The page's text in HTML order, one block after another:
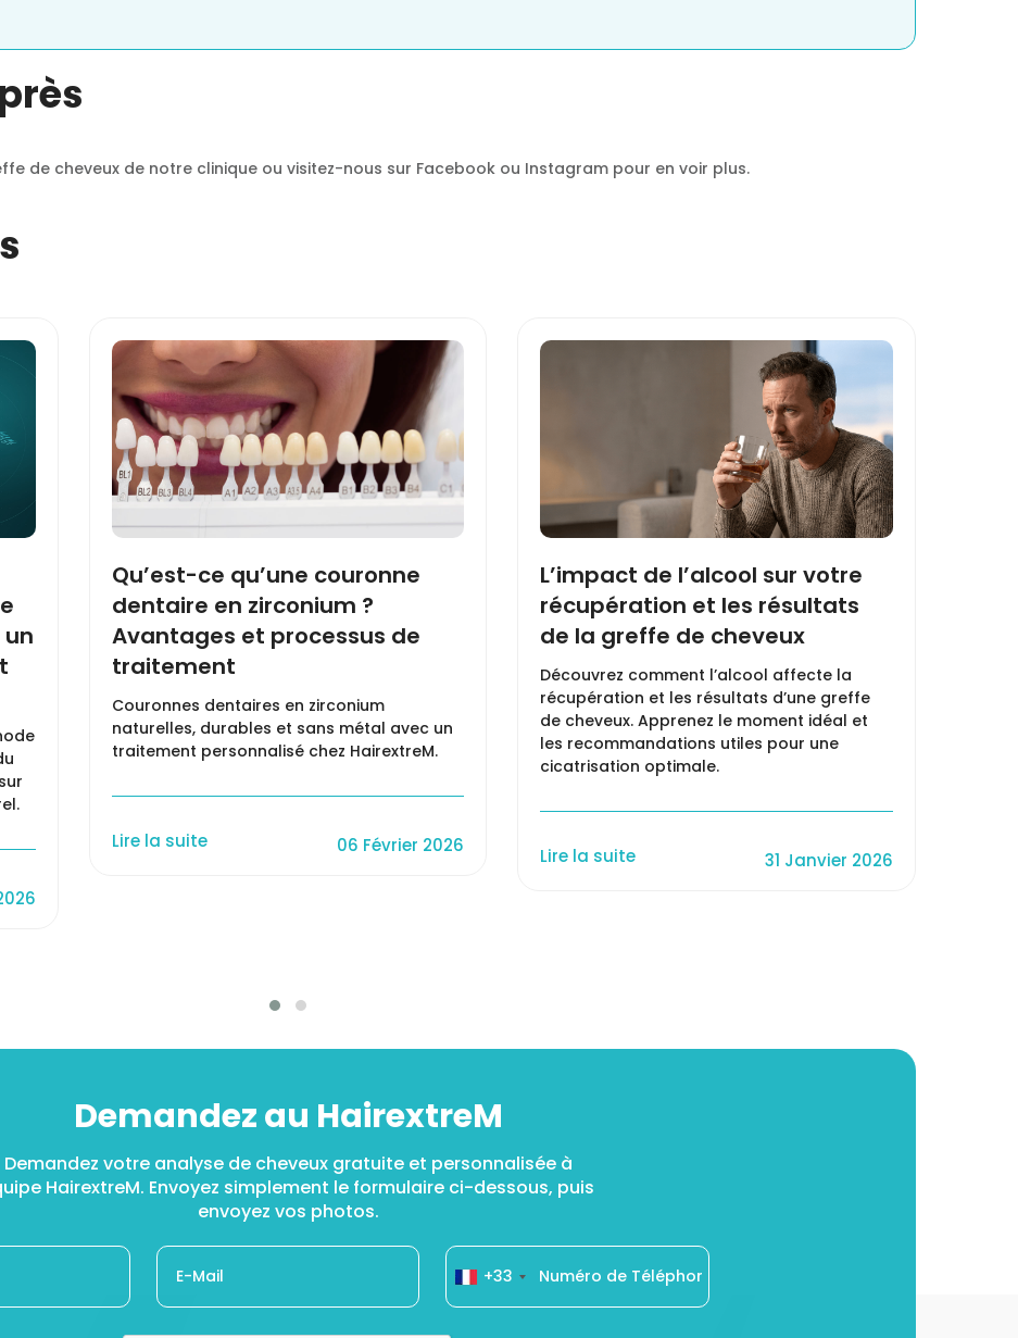
de cheveux de notre clinique ou visitez-nous sur Facebook ou Instagram pour en voir plus.
Qu’est-ce qu’une couronne
dentaire en zirconium ?
Avantages et processus de
traitement
Couronnes dentaires en zirconium
naturelles, durables et sans métal avec un
traitement personnalisé chez HairextreM.
Lire la suite 06 Février 2026
L’impact de l’alcool sur votre
récupération et les résultats
de la greffe de cheveux
Découvrez comment l’alcool affecte la
récupération et les résultats d’une greffe
de cheveux. Apprenez le moment idéal et
les recommandations utiles pour une
cicatrisation optimale.
Lire la suite 31 Janvier 2026
Demandez au HairextreM
Demandez votre analyse de cheveux gratuite et personnalisée à
HairextreM. Envoyez simplement le formulaire ci-dessous, puis
envoyez vos photos.
+33